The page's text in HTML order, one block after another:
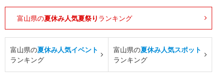
富山県の夏休み人気夏祭り ランキング
富山県の夏休み人気イベント
ランキング
富山県の夏休み人気スポット
ランキング